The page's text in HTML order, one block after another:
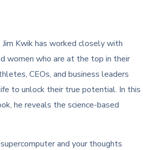
Jim Kwik has worked closely with
women who are at the top in their
CEOs, and business leaders
to unlock their true potential. In this
he reveals the science-based
and your thoughts